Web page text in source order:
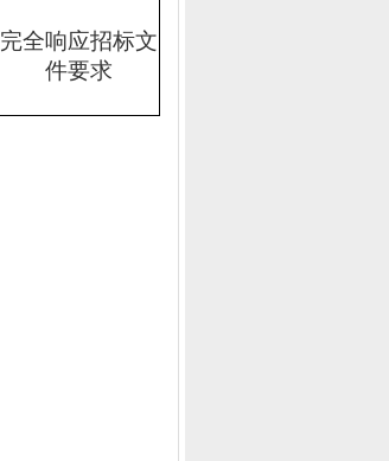
完全响应招标文
件要求